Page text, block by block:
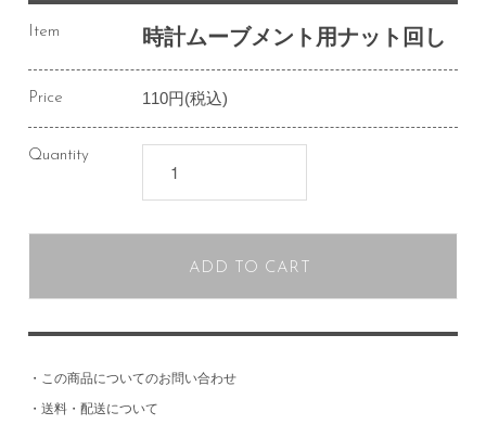
Item 時計ムーブメント用ナット回し
Price 110円(税込)
Quantity
ADD TO CART
・ この商品についてのお問い合わせ
・ 送料・配送について